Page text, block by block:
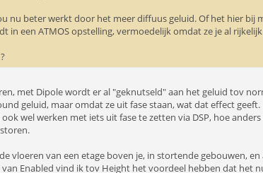
nu beter werkt door het meer diffuus geluid. Of het hier bij
in een ATMOS opstelling, vermoedelijk omdat ze je al
met Dipole wordt er al "geknutseld" aan het geluid tov
geluid, maar omdat ze uit fase staan, wat dat effect geeft.
wel werken met iets uit fase te zetten via DSP, hoe
vloeren van een etage boven je, in stortende gebouwen,
Enabled vind ik tov Height het voordeel hebben dat het